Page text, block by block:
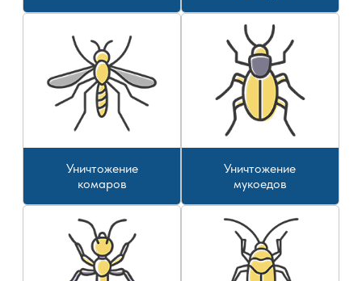
Уничтожение
комаров
Уничтожение
мукоедов